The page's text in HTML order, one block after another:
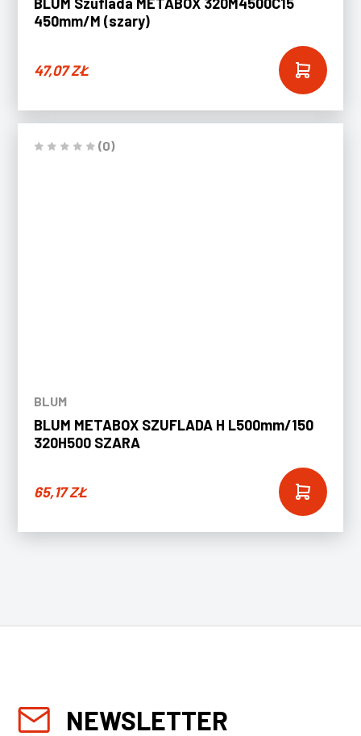
450mm/M (szary)
47,07ZŁ
(0)
BLUM
BLUM METABOX SZUFLADA H L500mm/150
320H500 SZARA
65,17ZŁ
NEWSLETTER